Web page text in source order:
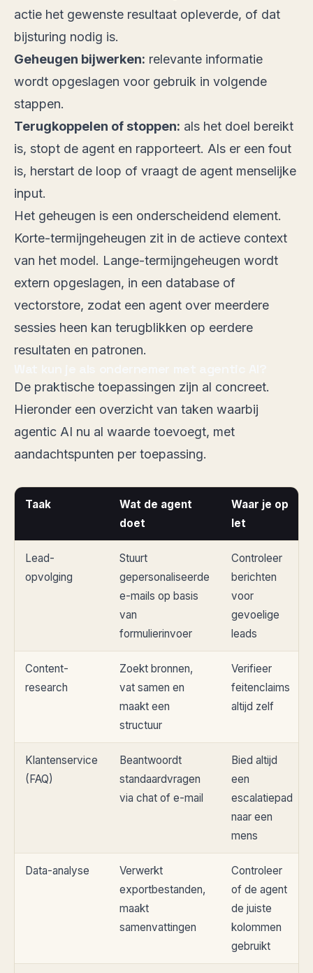
actie het gewenste resultaat opleverde, of dat
bijsturing nodig is.
Geheugen bijwerken: relevante informatie
wordt opgeslagen voor gebruik in volgende
stappen.
Terugkoppelen of stoppen: als het doel bereikt
is, stopt de agent en rapporteert. Als er een fout
is, herstart de loop of vraagt de agent menselijke
input.
Het geheugen is een onderscheidend element.
Korte-termijngeheugen zit in de actieve context
van het model. Lange-termijngeheugen wordt
extern opgeslagen, in een database of
vectorstore, zodat een agent over meerdere
sessies heen kan terugblikken op eerdere
resultaten en patronen.
De praktische toepassingen zijn al concreet.
Hieronder een overzicht van taken waarbij
agentic AI nu al waarde toevoegt, met
aandachtspunten per toepassing.
Taak
Wat de agent
doet
Waar je op
let
Lead-
opvolging
Stuurt
gepersonaliseerde
e-mails op basis
van
formulierinvoer
Controleer
berichten
voor
gevoelige
leads
Content-
research
Zoekt bronnen,
vat samen en
maakt een
structuur
Verifieer
feitenclaims
altijd zelf
Klantenservice
(FAQ)
Beantwoordt
standaardvragen
via chat of e-mail
Bied altijd
een
escalatiepad
naar een
mens
Data-analyse
Verwerkt
exportbestanden,
maakt
samenvattingen
Controleer
of de agent
de juiste
kolommen
gebruikt